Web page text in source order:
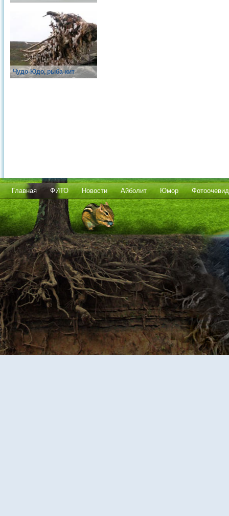
Чудо-Юдо, рыба-кит
Главная ФИТО Новости Айболит Юмор